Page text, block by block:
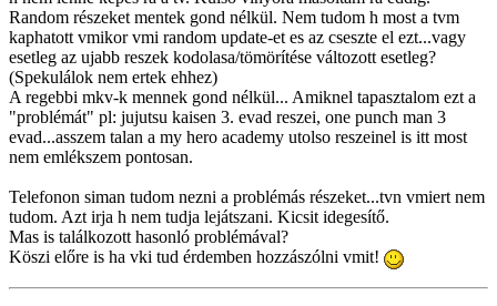
Random részeket mentek gond nélkül. Nem tudom h most a tvm
kaphatott vmikor vmi random update-et es az cseszte el ezt...vagy
esetleg az ujabb reszek kodolasa/tömörítése változott esetleg?
(Spekulálok nem ertek ehhez)
A regebbi mkv-k mennek gond nélkül... Amiknel tapasztalom ezt a
"problémát" pl: jujutsu kaisen 3. evad reszei, one punch man 3
evad...asszem talan a my hero academy utolso reszeinel is itt most
nem emlékszem pontosan.
Telefonon siman tudom nezni a problémás részeket...tvn vmiert nem
tudom. Azt irja h nem tudja lejátszani. Kicsit idegesítő.
Mas is találkozott hasonló problémával?
Köszi előre is ha vki tud érdemben hozzászólni vmit!